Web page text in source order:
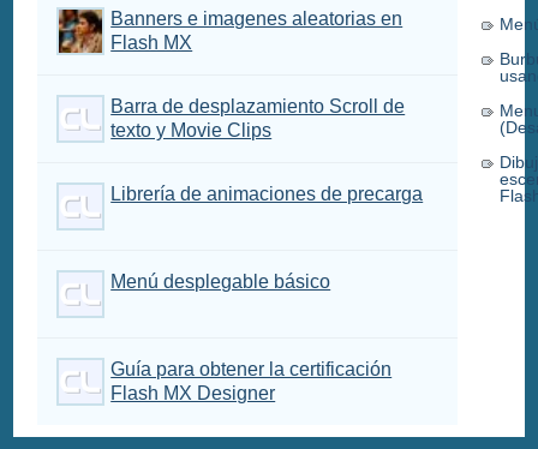
Banners e imagenes aleatorias en
Flash MX
Barra de desplazamiento Scroll de
texto y Movie Clips
Librería de animaciones de precarga
Menú desplegable básico
Guía para obtener la certificación
Flash MX Designer